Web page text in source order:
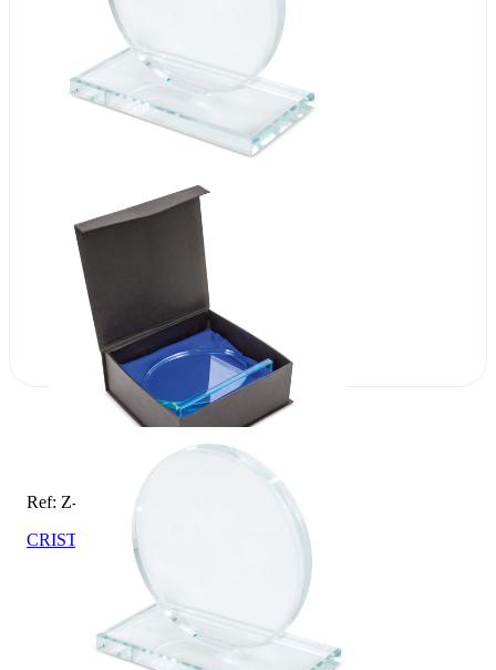
Ref: Z-964
CRISTAL RONDO